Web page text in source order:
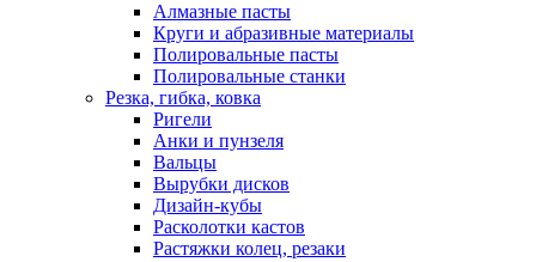
Алмазные пасты
Круги и абразивные материалы
Полировальные пасты
Полировальные станки
Резка, гибка, ковка
Ригели
Анки и пунзеля
Вальцы
Вырубки дисков
Дизайн-кубы
Расколотки кастов
Растяжки колец, резаки